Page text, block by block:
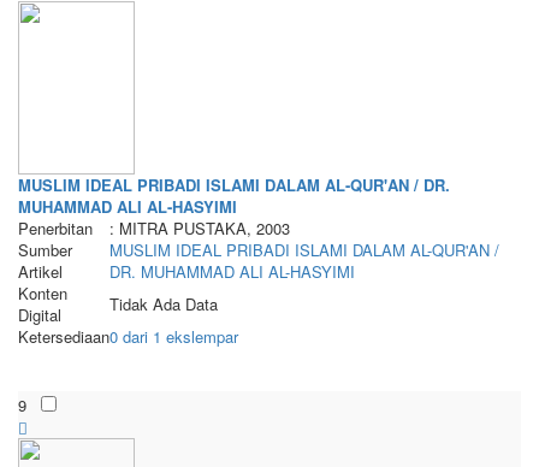
MUSLIM IDEAL PRIBADI ISLAMI DALAM AL-QUR'AN / DR.
MUHAMMAD ALI AL-HASYIMI
Penerbitan
: MITRA PUSTAKA, 2003
Sumber
Artikel
MUSLIM IDEAL PRIBADI ISLAMI DALAM AL-QUR'AN /
DR. MUHAMMAD ALI AL-HASYIMI
Konten
Digital
Tidak Ada Data
Ketersediaan0 dari 1 ekslempar
9